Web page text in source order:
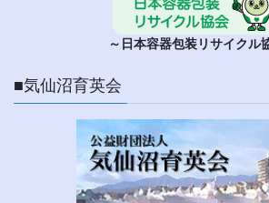
～日本容器包装リサイクル
■気仙沼育英会